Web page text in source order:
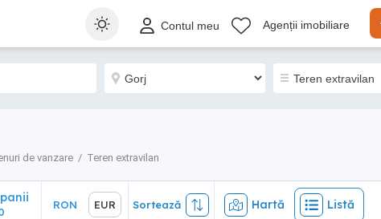
Contul meu Agenții imobiliare
de vanzare Teren extravilan
EUR Sortează Hartă Listă
RON EUR Sortează Hartă Listă